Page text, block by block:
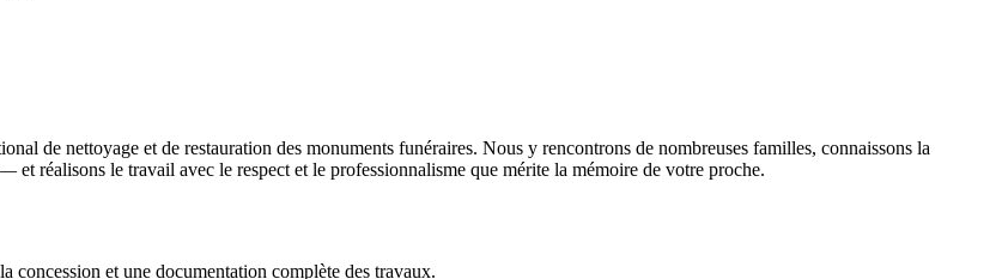
de nettoyage et de restauration des monuments funéraires. Nous y rencontrons de nombreuses familles, connaissons la
réalisons le travail avec le respect et le professionnalisme que mérite la mémoire de votre proche.
concession et une documentation complète des travaux.